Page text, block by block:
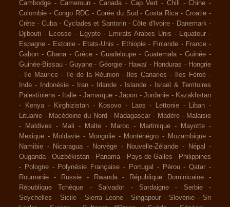
Cambodge - Cameroun - Canada - Cap Vert - Chili -Chine -
Colombie - Congo RDC - Corée du Sud -Costa Rica -Croatie -
Crète - Cuba - Cyclades et Santorin -Côte d'Ivoire - Danemark -
Djibouti - Ecosse - Egypte - Emirats Arabes Unis - Equateur -
Espagne - Estonie - Etats-Unis - Ethiopie - Finlande - France -
Gabon - Ghana - Grèce - Guadeloupe - Guatemala - Guinée -
Guinée-Bissau - Guyane - Géorgie - Hawaï - Honduras - Hongrie
-
Ile Maurice - Ile de la Réunion - Iles Canaries - Iles Féroé -
Inde - Indonésie - Iran - Irlande - Islande -
Israël & Territoires
Palestiniens - Italie - Jamaïque - Japon - Jordanie - Kazakhstan
-
Kenya - Kirghizistan - Kosovo - Laos - Lettonie - Liban -
Lituanie - Macédoine du Nord - Madagascar - Madère - Malaisie
-
Maldives - Mali - Malte - Maroc - Martinique - Mayotte -
Mexique - Moldavie - Mongolie - Monténégro - Mozambique -
Namibie - Nicaragua - Norvège - Nouvelle-Zélande - Népal
-
Ouganda -Ouzbékistan - Panama - Pays de Galles - Philippines
-
Pologne - Polynésie Française - Portugal - Pérou -Qatar -
Roumanie
- Russie - Rwanda - République Dominicaine
-
République Tchèque
- Salvador - Sardaigne - Serbie
-
Seychelles - Sicile - Sierra Leone - Singapour - Slovénie - Sri